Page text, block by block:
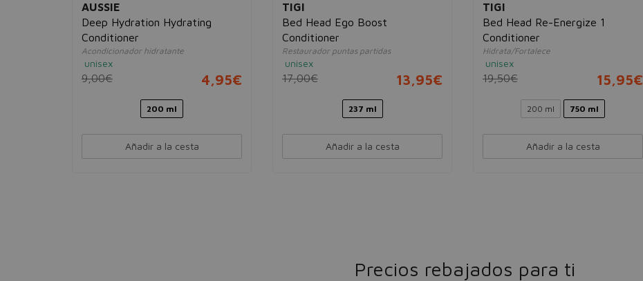
AUSSIE
Deep Hydration Hydrating
Conditioner
Acondicionador hidratante
unisex
9,00€ 4,95€
200 ml
Añadir a la cesta
TIGI
Bed Head Ego Boost
Conditioner
Restaurador puntas partidas
unisex
17,00€ 13,95€
237 ml
Añadir a la cesta
TIGI
Bed Head Re-Energize 1
Conditioner
Hidrata/Fortalece
unisex
19,50€ 15,95€
200 ml 750 ml
Añadir a la cesta
Precios rebajados para ti